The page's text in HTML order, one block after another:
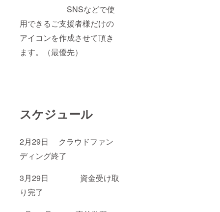
SNSなどで使
用できるご支援者様だけの
アイコンを作成させて頂き
ます。（最優先）
スケジュール
2月29日 クラウドファン
ディング終了
3月29日 資金受け取
り完了